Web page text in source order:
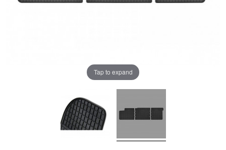
Tap to expand